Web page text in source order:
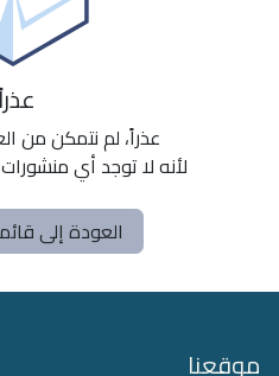
عذراً، لم نتمكن من
لأنه لا توجد أي
العودة إلى
موقعنا